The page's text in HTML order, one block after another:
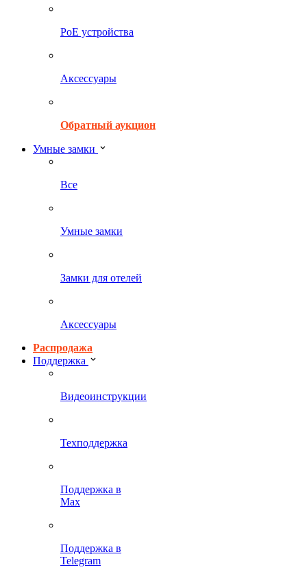
PoE устройства
Аксессуары
Обратный аукцион
Умные замки
Все
Умные замки
Замки для отелей
Аксессуары
Распродажа
Поддержка
Видеоинструкции
Техподдержка
Поддержка в
Max
Поддержка в
Telegram